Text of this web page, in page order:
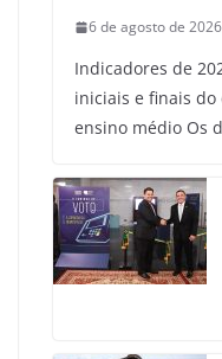
6 de agosto de 2026
Indicadores de
iniciais e finais
ensino médio Os